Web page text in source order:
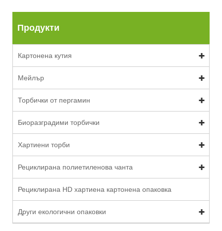
Продукти
Картонена кутия
Мейлър
Торбички от пергамин
Биоразградими торбички
Хартиени торби
Рециклирана полиетиленова чанта
Рециклирана HD хартиена картонена опаковка
Други екологични опаковки